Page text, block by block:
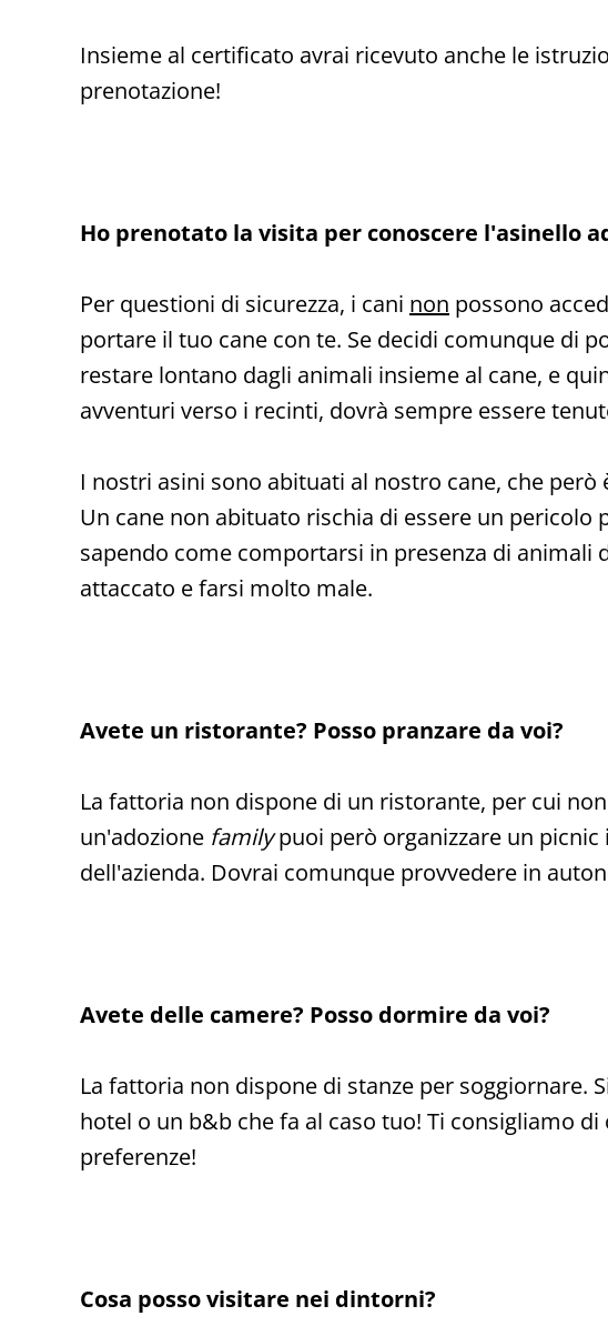
Insieme al certificato avrai ricevuto anche le
prenotazione!
Ho prenotato la visita per conoscere l'asinello
Per questioni di sicurezza, i cani non possono
portare il tuo cane con te. Se decidi comunque di
restare lontano dagli animali insieme al cane, e
avventuri verso i recinti, dovrà sempre essere
I nostri asini sono abituati al nostro cane, che
Un cane non abituato rischia di essere un
sapendo come comportarsi in presenza di animali
attaccato e farsi molto male.
Avete un ristorante? Posso pranzare da voi?
La fattoria non dispone di un ristorante, per cui
un'adozione familypuoi però organizzare un
dell'azienda. Dovrai comunque provvedere in
Avete delle camere? Posso dormire da voi?
La fattoria non dispone di stanze per
hotel o un b&b che fa al caso tuo! Ti consigliamo
preferenze!
Cosa posso visitare nei dintorni?